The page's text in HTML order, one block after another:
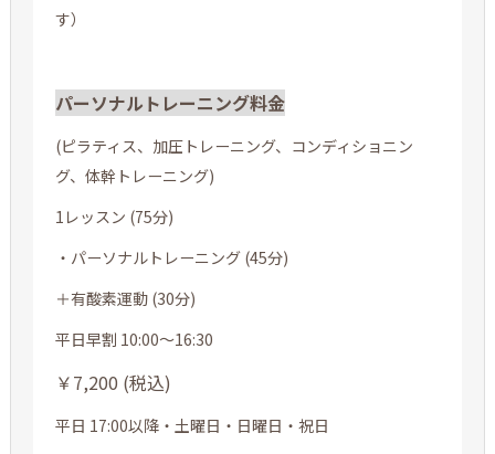
す）
パーソナルトレーニング料金
(ピラティス、加圧トレーニング、コンディショニン
グ、体幹トレーニング)
1レッスン (75分)
・パーソナルトレーニング (45分)
＋有酸素運動 (30分)
平日早割 10:00～16:30
￥7,200 (税込)
平日 17:00以降・土曜日・日曜日・祝日